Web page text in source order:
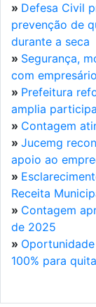
» Defesa Civil
prevenção de
durante a seca
» Segurança,
com
» Prefeitura
amplia
» Contagem
» Jucemg
apoio ao
»
Receita
» Contagem
de 2025
»
100% para